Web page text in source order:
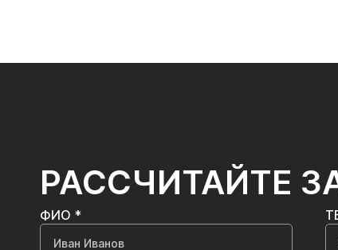
РАССЧИТАЙТЕ
ФИО *